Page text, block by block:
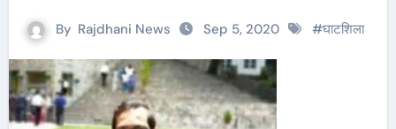
By Rajdhani News Sep 5, 2020 #घाटशिला